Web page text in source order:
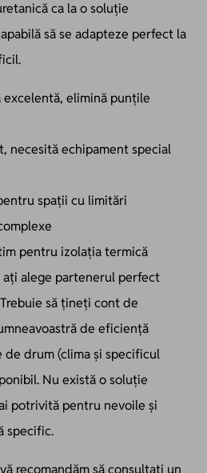
ca la o soluție
să se adapteze perfect la
excelentă, elimină punțile
necesită echipament special
spații cu limitări
pentru izolația termică
alege partenerul perfect
să țineți cont de
de eficiență
drum (clima și specificul
Nu există o soluție
potrivită pentru nevoile și
specific.
recomandăm să consultați un